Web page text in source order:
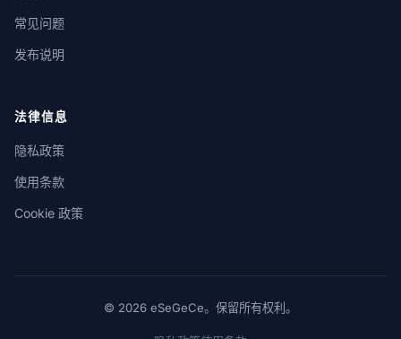
常见问题
发布说明
法律信息
隐私政策
使用条款
Cookie 政策
© 2026 eSeGeCe。保留所有权利。